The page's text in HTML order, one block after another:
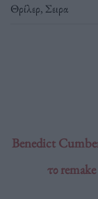
Θρίλερ, Σειρα
Benedict
το remake